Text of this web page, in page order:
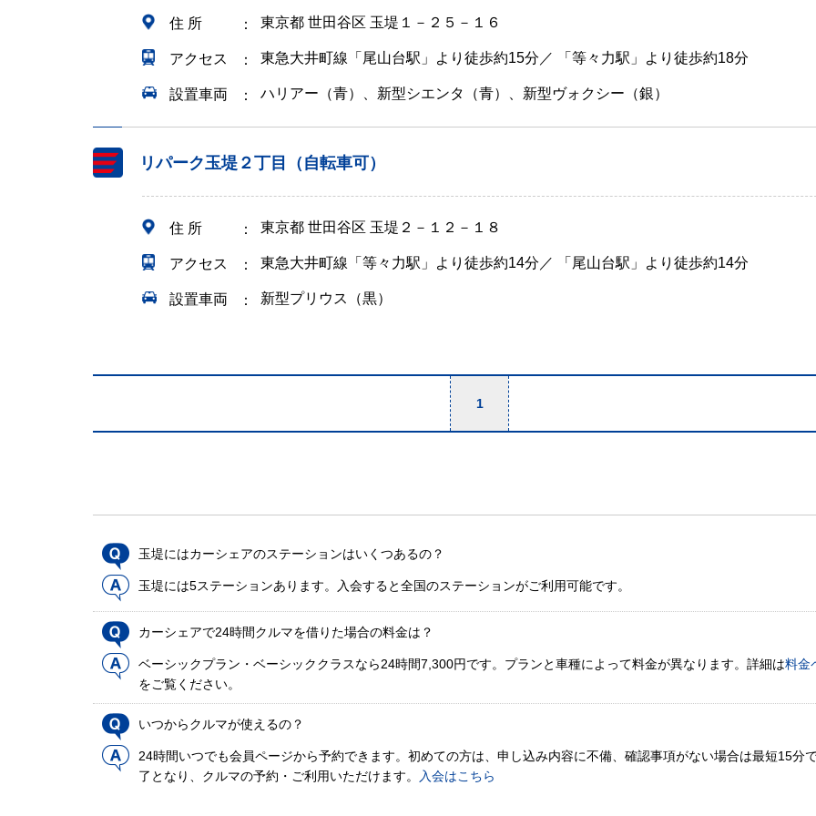
住 所 東京都 世田谷区 玉堤１－２５－１６
アクセス 東急大井町線「尾山台駅」より徒歩約15分／ 「等々力駅」より徒歩約18分
設置車両 ハリアー（青）、新型シエンタ（青）、新型ヴォクシー（銀）
リパーク玉堤２丁目（自転車可）
住 所 東京都 世田谷区 玉堤２－１２－１８
アクセス 東急大井町線「等々力駅」より徒歩約14分／ 「尾山台駅」より徒歩約14分
設置車両 新型プリウス（黒）
1
玉堤にはカーシェアのステーションはいくつあるの？
玉堤には5ステーションあります。入会すると全国のステーションがご利用可能です。
カーシェアで24時間クルマを借りた場合の料金は？
ベーシックプラン・ベーシッククラスなら24時間7,300円です。プランと車種によって料金が異なります。詳細は料金
をご覧ください。
いつからクルマが使えるの？
24時間いつでも会員ページから予約できます。初めての方は、申し込み内容に不備、確認事項がない場合は最短15分
了となり、クルマの予約・ご利用いただけます。
入会はこちら